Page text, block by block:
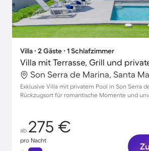
Villa ∙ 2 Gäste ∙ 1 Schlafzimmer
Villa mit Terrasse, Grill und
Exklusive Villa mit privatem Pool in Son Serra
Rückzugsort für romantische Momente und
ab 275 €
pro Nacht